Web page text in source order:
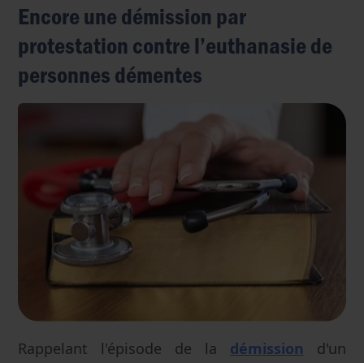
Encore une démission par
protestation contre l’euthanasie de
personnes démentes
Rappelant l'épisode de la démission d'un